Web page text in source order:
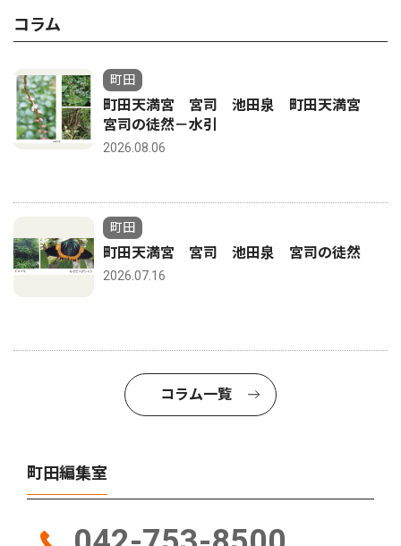
コラム
町田
町田天満宮 宮司 池田泉 町田天満宮
宮司の徒然－水引
2026.08.06
町田
町田天満宮 宮司 池田泉 宮司の徒然
2026.07.16
コラム一覧
町田編集室